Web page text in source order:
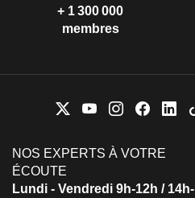
+ 1 300 000
membres
NOS EXPERTS À VOTRE
ÉCOUTE
Lundi - Vendredi 9h-12h / 14h-